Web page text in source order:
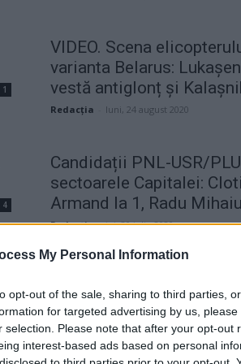
My Personal Information
opt-out of the sale, sharing to third parties,
for targeted advertising by us,
selection. Please note that after your opt-out
interest-based ads based on personal
1
VIDEO. Scena
varianta Belarus:
vestă antiglonț și
Redacţia luni, 24 august 2020
4
Candidații PNL-USR/
sectoarele Capitalei:
Armand la 1, Radu
Redacţia - joi, 30 iulie 2020
PNL pentru alegerile
București:...
Redacţia miercuri, 17 iunie 2020